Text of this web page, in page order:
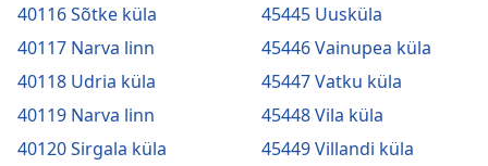
40116 Sõtke küla
40117 Narva linn
40118 Udria küla
40119 Narva linn
40120 Sirgala küla
45445 Uusküla
45446 Vainupea küla
45447 Vatku küla
45448 Vila küla
45449 Villandi küla